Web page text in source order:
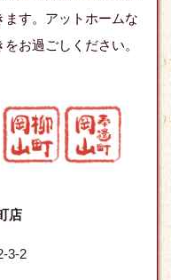
す。アットホームな
お過ごしください。
店
3-2